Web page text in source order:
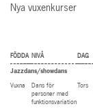
Nya vuxenkurser
FÖDDA NIVÅ DAG
Jazzdans/showdans
Vuxna
Dans för
personer med
funktionsvariation
Tors